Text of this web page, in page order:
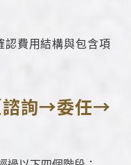
認費用結構與包含項
諮詢→委任→